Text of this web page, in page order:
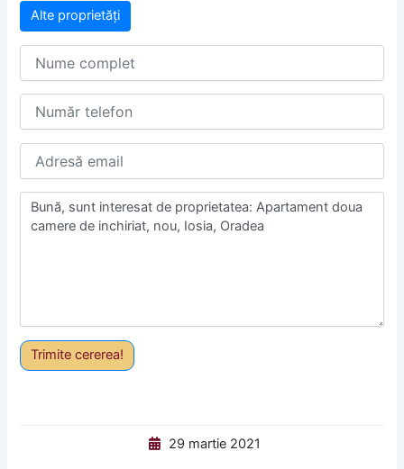
Alte proprietăți
Trimite cererea!
29 martie 2021